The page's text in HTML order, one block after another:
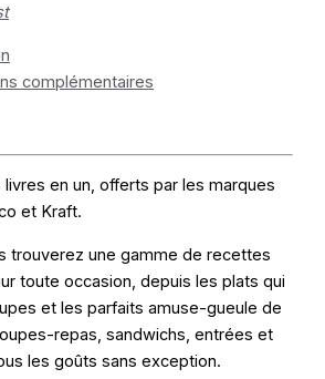
complémentaires
en un, offerts par les marques
et Kraft.
trouverez une gamme de recettes
toute occasion, depuis les plats qui
et les parfaits amuse-gueule de
repas, sandwichs, entrées et
les goûts sans exception.